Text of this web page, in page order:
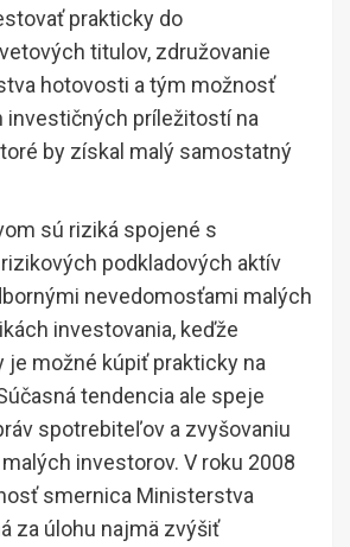
prakticky do
titulov, združovanie
hotovosti a tým možnosť
investičných príležitostí na
by získal malý samostatný
sú riziká spojené s
podkladových aktív
nevedomosťami malých
investovania, keďže
je možné kúpiť prakticky na
tendencia ale speje
spotrebiteľov a zvyšovaniu
investorov. V roku 2008
smernica Ministerstva
za úlohu najmä zvýšiť